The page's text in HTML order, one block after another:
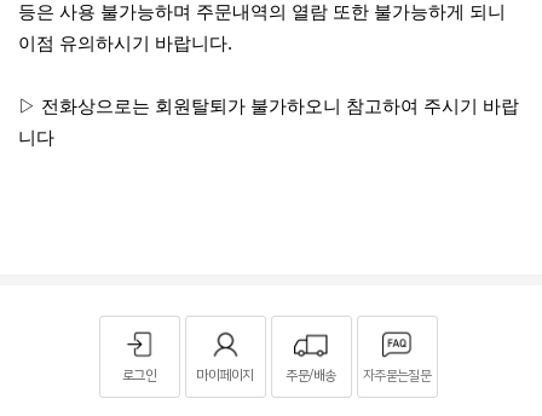
등은 사용 불가능하며 주문내역의 열람 또한 불가능하게 되니
이점 유의하시기 바랍니다.
▷ 전화상으로는 회원탈퇴가 불가하오니 참고하여 주시기 바랍
니다
로그인 마이페이지 주문/배송 자주묻는질문